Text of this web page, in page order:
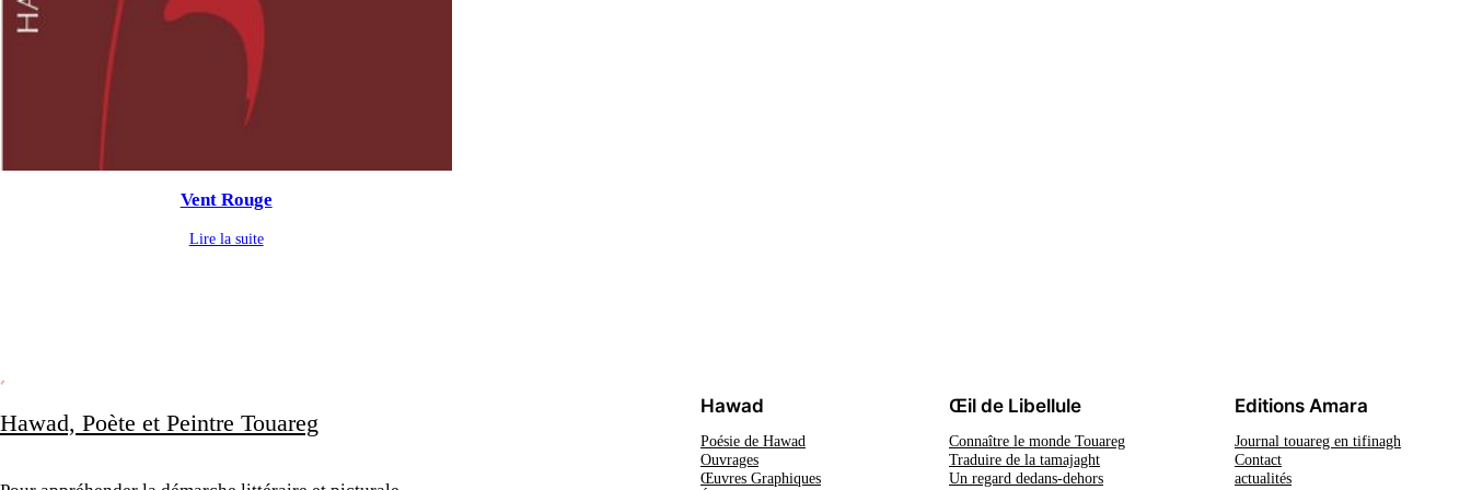
Vent Rouge
Lire la suite
Hawad, Poète et Peintre Touareg
Hawad
Poésie de Hawad
Ouvrages
Œuvres Graphiques
Œil de Libellule
Connaître le monde Touareg
Traduire de la tamajaght
Un regard dedans-dehors
Editions Amara
Journal touareg en tifinagh
Contact
actualités